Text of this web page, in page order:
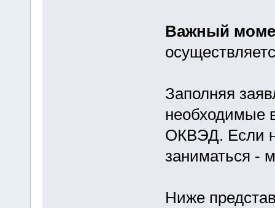
Важный
Заполняя
необходимые
ОКВЭД. Если
заниматься -
Ниже